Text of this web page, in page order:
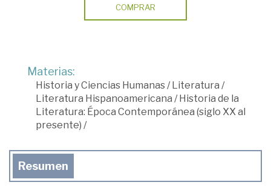
COMPRAR
Materias:
Historia y Ciencias Humanas/Literatura /
Literatura Hispanoamericana /Historia de la
Literatura: Época Contemporánea (siglo XX al
presente) /
Resumen